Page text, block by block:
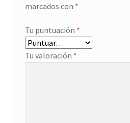
marcados con *
Tu puntuación *
Tu valoración *